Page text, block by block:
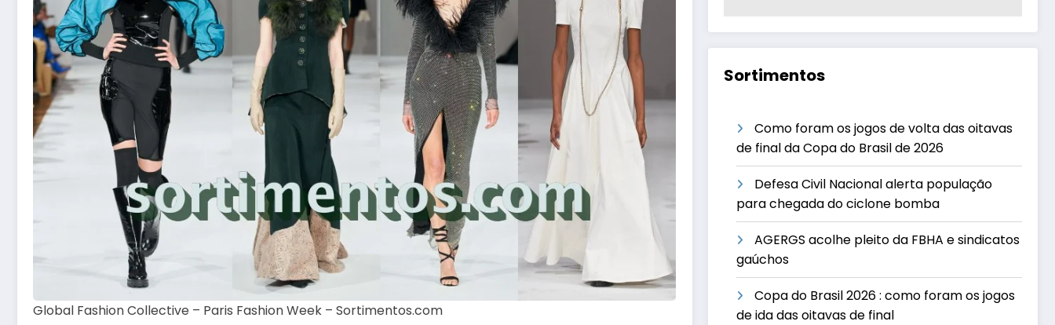
Global Fashion Collective – Paris Fashion Week – Sortimentos.com
Sortimentos
Como foram os jogos de volta das oitavas
de final da Copa do Brasil de 2026
Defesa Civil Nacional alerta população
para chegada do ciclone bomba
AGERGS acolhe pleito da FBHA e sindicatos
gaúchos
Copa do Brasil 2026 : como foram os jogos
de ida das oitavas de final